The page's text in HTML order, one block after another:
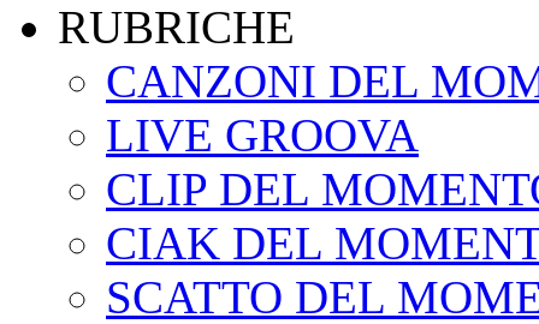
RUBRICHE
CANZONI DEL
LIVE GROOVA
CLIP DEL
CIAK DEL
SCATTO DEL